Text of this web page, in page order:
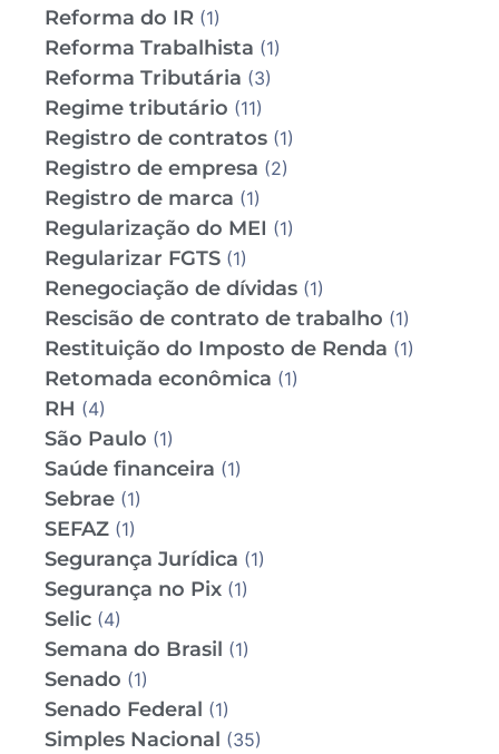
Reforma do IR (1)
Reforma Trabalhista (1)
Reforma Tributária (3)
Regime tributário (11)
Registro de contratos (1)
Registro de empresa (2)
Registro de marca (1)
Regularização do MEI (1)
Regularizar FGTS (1)
Renegociação de dívidas (1)
Rescisão de contrato de trabalho (1)
Restituição do Imposto de Renda (1)
Retomada econômica (1)
RH (4)
São Paulo (1)
Saúde financeira (1)
Sebrae (1)
SEFAZ (1)
Segurança Jurídica (1)
Segurança no Pix (1)
Selic (4)
Semana do Brasil (1)
Senado (1)
Senado Federal (1)
Simples Nacional (35)